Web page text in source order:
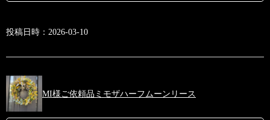
投稿日時：2026-03-10
MI様ご依頼品ミモザハーフムーンリース